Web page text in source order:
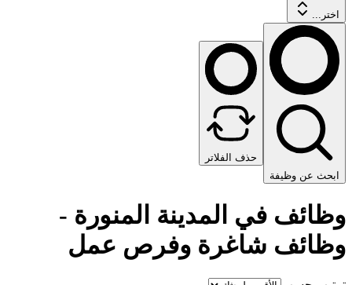
اختر...
ابحث عن وظيفة
حذف الفلاتر
وظائف في المدينة المنورة -
وظائف شاغرة وفرص عمل